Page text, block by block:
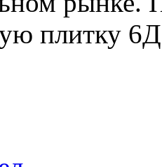
плитку